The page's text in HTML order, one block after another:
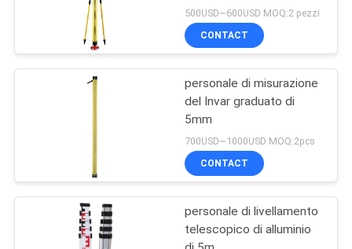
500USD~600USD MOQ:2 pezzi
CONTACT
personale di misurazione
del Invar graduato di
5mm
700USD~1000USD MOQ:2pcs
CONTACT
personale di livellamento
telescopico di alluminio